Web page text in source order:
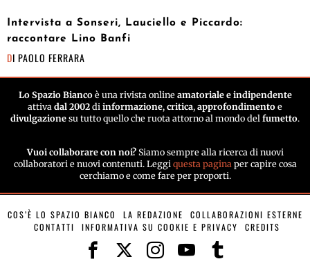
Intervista a Sonseri, Lauciello e Piccardo:
raccontare Lino Banfi
DI PAOLO FERRARA
Lo Spazio Biancoè una rivista online amatoriale e indipendente
attiva dal 2002 di informazione, critica, approfondimento e
divulgazione su tutto quello che ruota attorno al mondo del fumetto.
Vuoi collaborare con noi? Siamo sempre alla ricerca di nuovi
collaboratori e nuovi contenuti. Leggi questa paginaper capire cosa
cerchiamo e come fare per proporti.
COS’È LO SPAZIO BIANCO LA REDAZIONE
COLLABORAZIONI ESTERNE
CONTATTI
INFORMATIVA SU COOKIE E PRIVACY CREDITS